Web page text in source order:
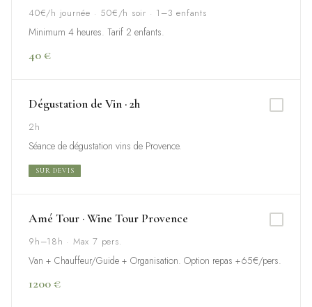
40€/h journée · 50€/h soir · 1–3 enfants
Minimum 4 heures. Tarif 2 enfants.
40 €
Dégustation de Vin · 2h
2h
Séance de dégustation vins de Provence.
SUR DEVIS
Amé Tour · Wine Tour Provence
9h–18h · Max 7 pers.
Van + Chauffeur/Guide + Organisation. Option repas +65€/pers.
1200 €